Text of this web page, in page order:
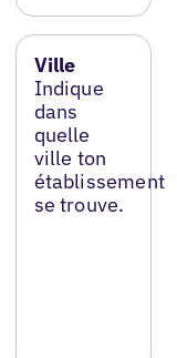
Ville
Indique
dans
quelle
ville ton
établissement
se trouve.